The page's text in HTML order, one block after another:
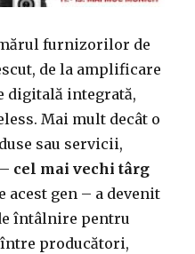
furnizorilor de
de la amplificare
digitală integrată,
Mai mult decât o
sau servicii,
cel mai vechi târg
acest gen – a devenit
întâlnire pentru
producători,